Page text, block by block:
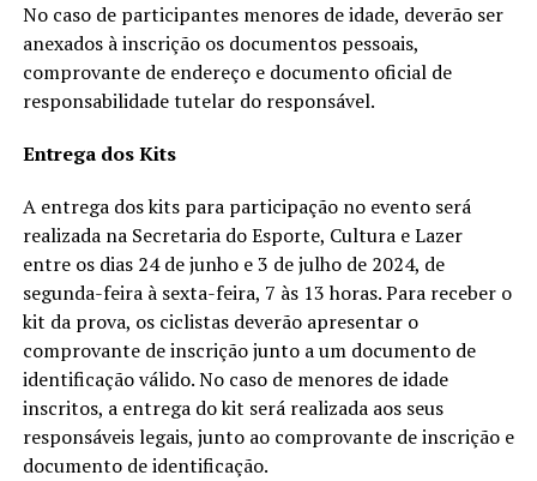
No caso de participantes menores de idade, deverão ser
anexados à inscrição os documentos pessoais,
comprovante de endereço e documento oficial de
responsabilidade tutelar do responsável.
Entrega dos Kits
A entrega dos kits para participação no evento será
realizada na Secretaria do Esporte, Cultura e Lazer
entre os dias 24 de junho e 3 de julho de 2024, de
segunda-feira à sexta-feira, 7 às 13 horas. Para receber o
kit da prova, os ciclistas deverão apresentar o
comprovante de inscrição junto a um documento de
identificação válido. No caso de menores de idade
inscritos, a entrega do kit será realizada aos seus
responsáveis legais, junto ao comprovante de inscrição e
documento de identificação.